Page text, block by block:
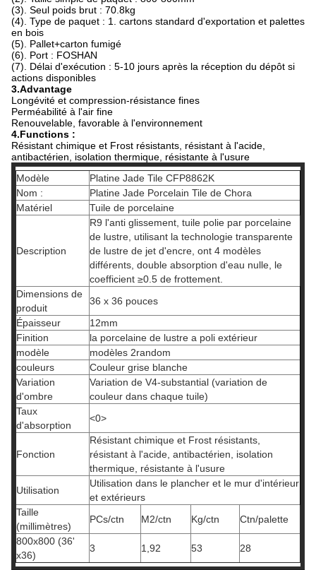
(3). Seul poids brut : 70.8kg
(4). Type de paquet : 1. cartons standard d'exportation et palettes
en bois
(5). Pallet+carton fumigé
(6). Port : FOSHAN
(7). Délai d'exécution : 5-10 jours après la réception du dépôt si
actions disponibles
3.Advantage
Longévité et compression-résistance fines
Perméabilité à l'air fine
Renouvelable, favorable à l'environnement
4.Functions :
Résistant chimique et Frost résistants, résistant à l'acide,
antibactérien, isolation thermique, résistante à l'usure
Modèle
Platine Jade Tile CFP8862K
Nom :
Platine Jade Porcelain Tile de Chora
Matériel
Tuile de porcelaine
Description
R9 l'anti glissement, tuile polie par porcelaine
de lustre, utilisant la technologie transparente
de lustre de jet d'encre, ont 4 modèles
différents, double absorption d'eau nulle, le
coefficient ≥0.5 de frottement.
Dimensions de
produit
36 x 36 pouces
Épaisseur
12mm
Finition
la porcelaine de lustre a poli extérieur
modèle
modèles 2random
couleurs
Couleur grise blanche
Variation
d'ombre
Variation de V4-substantial (variation de
couleur dans chaque tuile)
Taux
d'absorption
<0>
Fonction
Résistant chimique et Frost résistants,
résistant à l'acide, antibactérien, isolation
thermique, résistante à l'usure
Utilisation
Utilisation dans le plancher et le mur d'intérieur
et extérieurs
Taille
(millimètres)
PCs/ctn M2/ctn Kg/ctn
Ctn/palette
800x800 (36'
x36)
3 1,92 53 28